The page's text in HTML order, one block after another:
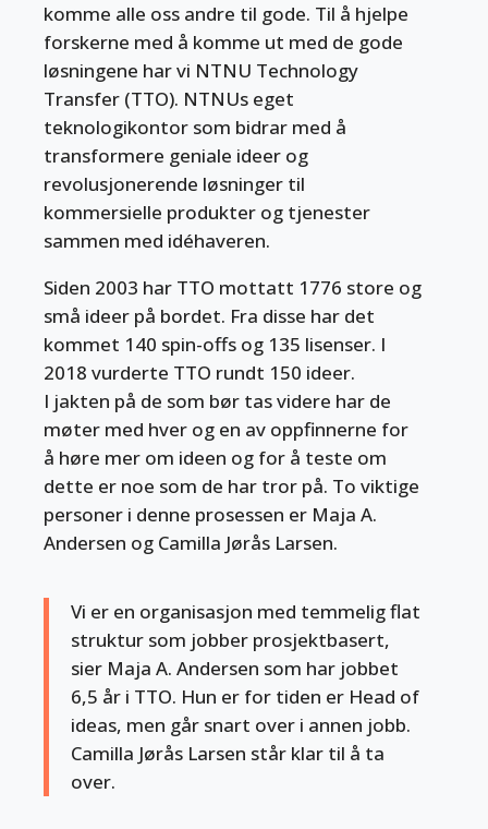
komme alle oss andre til gode. Til å hjelpe
forskerne med å komme ut med de gode
løsningene har vi NTNU Technology
Transfer (TTO). NTNUs eget
teknologikontor som bidrar med å
transformere geniale ideer og
revolusjonerende løsninger til
kommersielle produkter og tjenester
sammen med idéhaveren.
Siden 2003 har TTO mottatt 1776 store og
små ideer på bordet. Fra disse har det
kommet 140 spin-offs og 135 lisenser. I
2018 vurderte TTO rundt 150 ideer.
I jakten på de som bør tas videre har de
møter med hver og en av oppfinnerne for
å høre mer om ideen og for å teste om
dette er noe som de har tror på. To viktige
personer i denne prosessen er Maja A.
Andersen og Camilla Jørås Larsen.
Vi er en organisasjon med temmelig flat
struktur som jobber prosjektbasert,
sier Maja A. Andersen som har jobbet
6,5 år i TTO. Hun er for tiden er Head of
ideas, men går snart over i annen jobb.
Camilla Jørås Larsen står klar til å ta
over.